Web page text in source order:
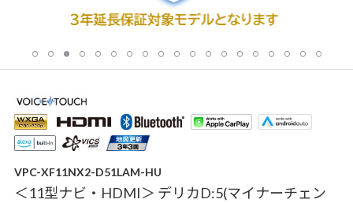
VPC-XF11NX2-D51LAM-HU
＜11型ナビ・HDMI＞ デリカD:5(マイナーチェン